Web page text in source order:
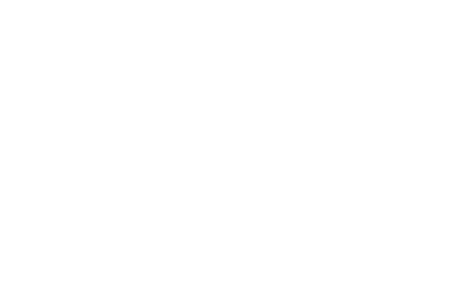
pokojích je dostupné WiFi připojení k internetu.
ze studií (pro 2 osoby), apartmánů s 1 ložnicí (pro 3-
mrazákem, mikrovlnné trouby, toustovače,
vybaveny vanou i sprchovým koutem a ve všech
hostům k dispozici lehátka a slunečníky. U bazénu se
od pronájmu auta až po plánování výletů, a doporučí